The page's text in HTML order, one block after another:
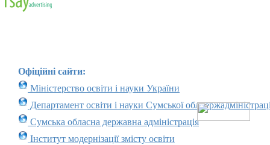
Офіційні сайти:
Міністерство освіти і науки України
Департамент освіти і науки Сумської
Сумська обласна державна адміністрація
Інститут модернізації змісту освіти